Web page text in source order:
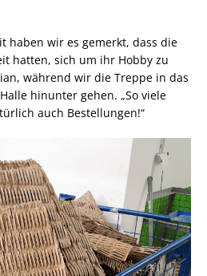
haben wir es gemerkt, dass die
hatten, sich um ihr Hobby zu
während wir die Treppe in das
hinunter gehen. „So viele
auch Bestellungen!“